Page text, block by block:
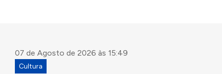
07 de Agosto de 2026 às 15:49
Cultura